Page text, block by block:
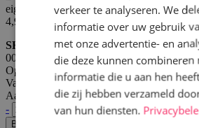
eigen foto en/of tekstboodschap op
4,95€ per persoon, inclusief de suikerprint
SKU
00048
Op voorraad
Vanaf
€ 69,30
Aantal
-
+
Bestel
verkeer te analyseren. We
informatie over uw gebruik
met onze advertentie- en
die deze kunnen combineren
informatie die u aan hen
die zij hebben verzameld
van hun diensten.